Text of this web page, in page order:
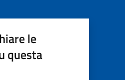
le
questa